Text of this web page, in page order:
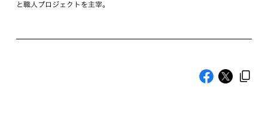
と職人プロジェクトを主宰。